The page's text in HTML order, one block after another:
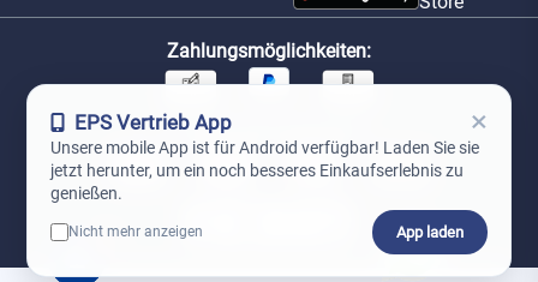
Zahlungsmöglichkeiten:
Unsere Versandpartner:
EPS Vertrieb App ×
Unsere mobile App ist für Android verfügbar! Laden Sie sie
jetzt herunter, um ein noch besseres Einkaufserlebnis zu
genießen.
Nicht mehr anzeigen App laden